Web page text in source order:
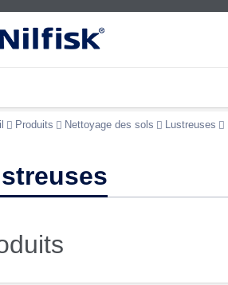
Produits Nettoyage des sols Lustreuses